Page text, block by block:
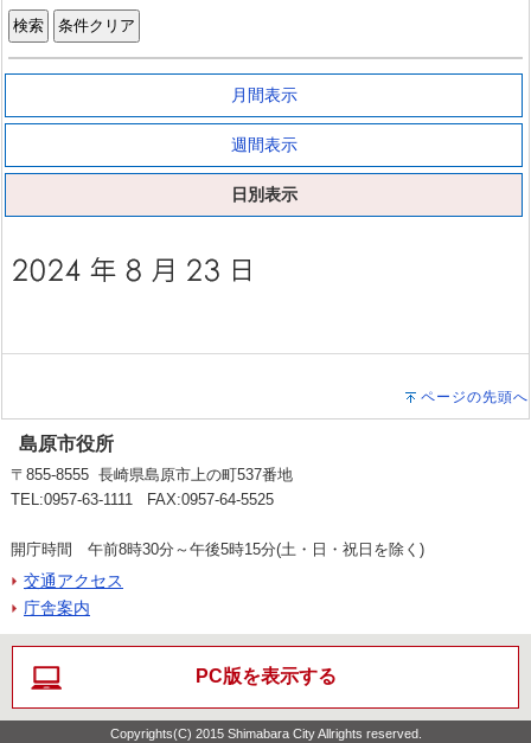
月間表示
週間表示
日別表示
ページの先頭へ
島原市役所
〒855-8555 長崎県島原市上の町537番地
TEL:0957-63-1111 FAX:0957-64-5525
開庁時間 午前8時30分～午後5時15分(土・日・祝日を除く)
交通アクセス
庁舎案内
PC版を表示する
Copyrights(C) 2015 Shimabara City Allrights reserved.